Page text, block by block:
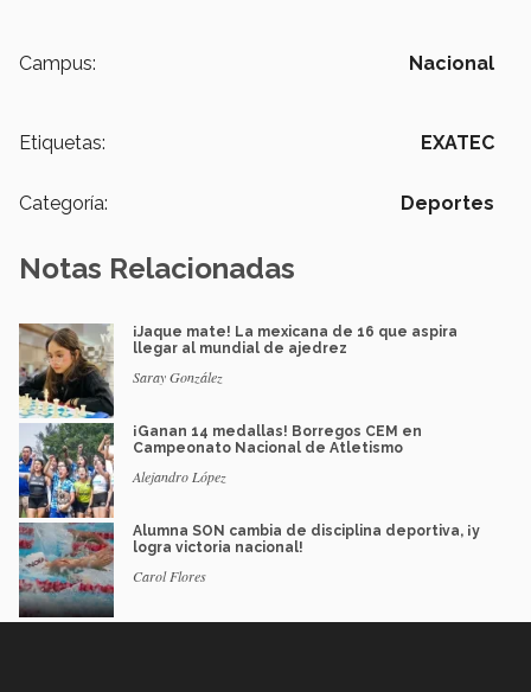
Campus: Nacional
Etiquetas: EXATEC
Categoría: Deportes
Notas Relacionadas
¡Jaque mate! La mexicana de 16 que aspira
llegar al mundial de ajedrez
Saray González
¡Ganan 14 medallas! Borregos CEM en
Campeonato Nacional de Atletismo
Alejandro López
Alumna SON cambia de disciplina deportiva, ¡y
logra victoria nacional!
Carol Flores